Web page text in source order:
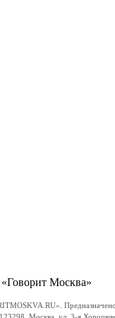
Москва»
Предназначено